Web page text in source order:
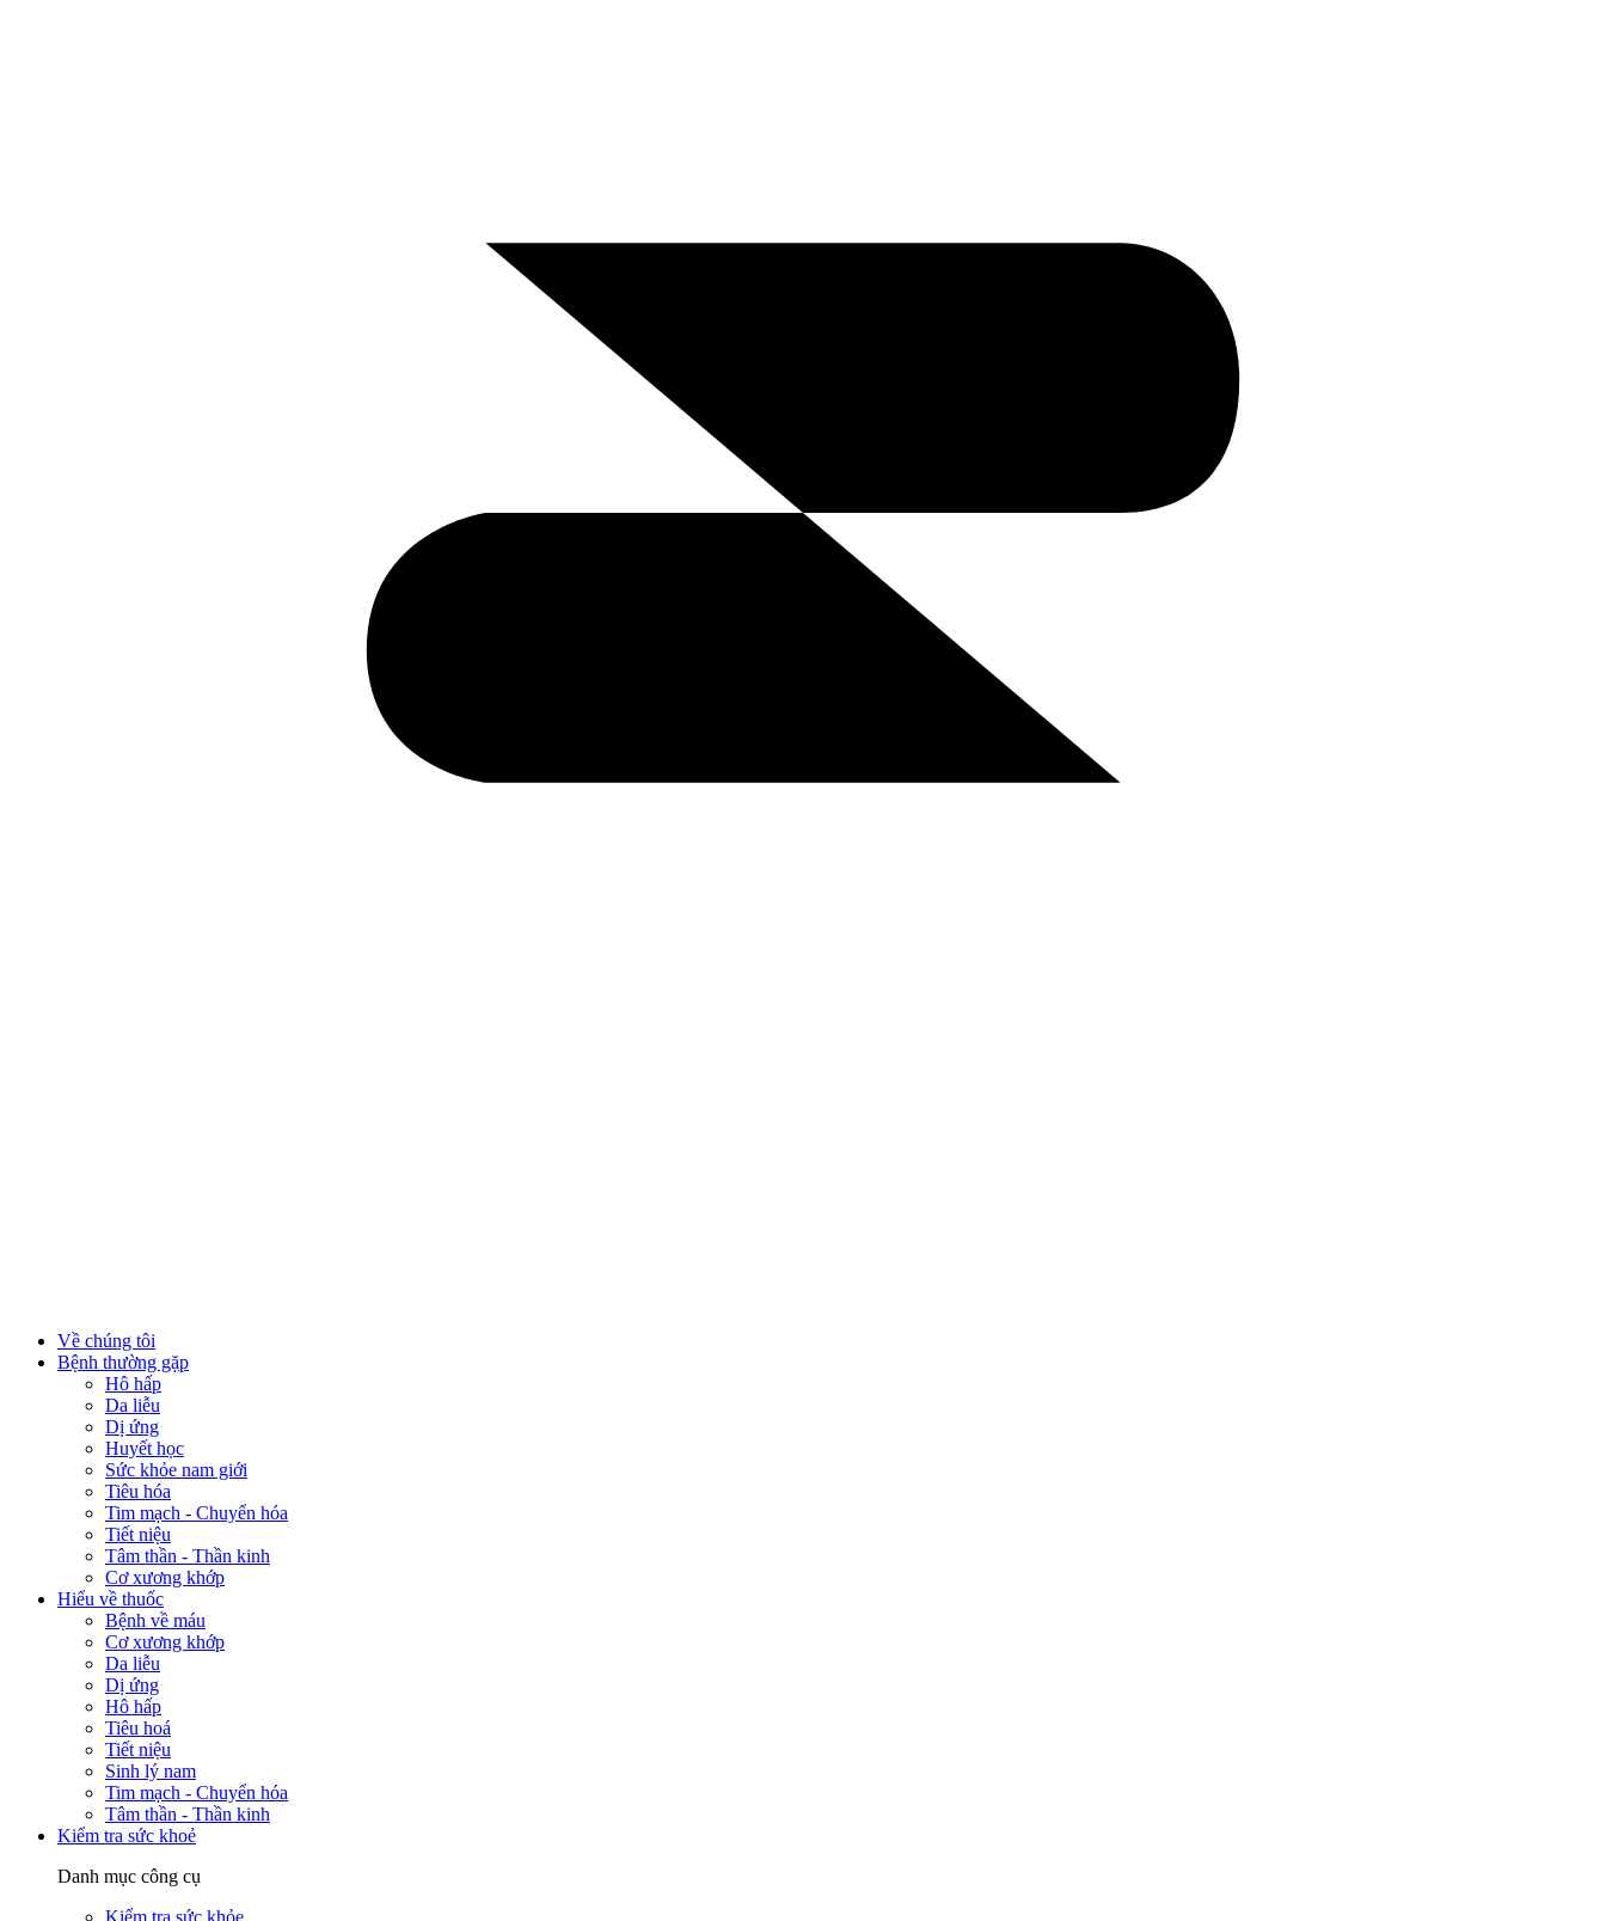
Về chúng tôi
Bệnh thường gặp
Hô hấp
Da liễu
Dị ứng
Huyết học
Sức khỏe nam giới
Tiêu hóa
Tim mạch - Chuyển hóa
Tiết niệu
Tâm thần - Thần kinh
Cơ xương khớp
Hiểu về thuốc
Bệnh về máu
Cơ xương khớp
Da liễu
Dị ứng
Hô hấp
Tiêu hoá
Tiết niệu
Sinh lý nam
Tim mạch - Chuyển hóa
Tâm thần - Thần kinh
Kiểm tra sức khoẻ
Danh mục công cụ
Kiểm tra sức khỏe